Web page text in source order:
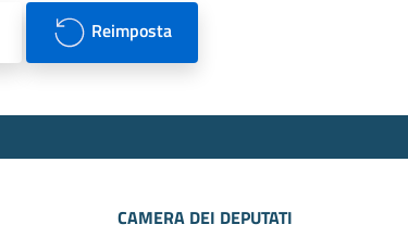
Reimposta
CAMERA DEI DEPUTATI